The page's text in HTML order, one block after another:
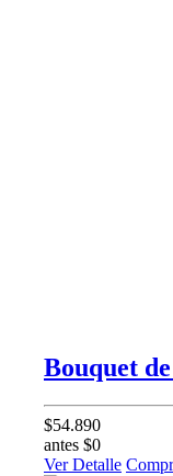
Bouquet
$54.890
antes $0
Ver Detalle